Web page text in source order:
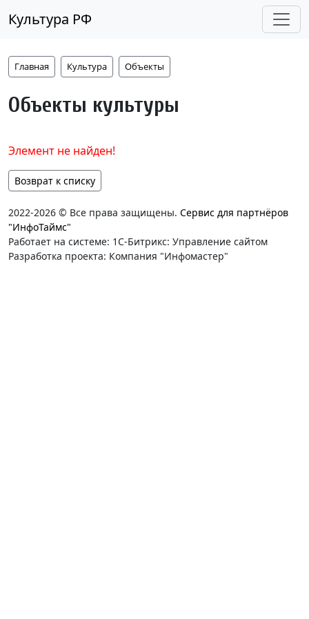
Культура РФ
Главная Культура Объекты
Объекты культуры
Элемент не найден!
Возврат к списку
2022-2026 © Все права защищены. Сервис для партнёров
"ИнфоТаймс"
Работает на системе: 1С-Битрикс: Управление сайтом
Разработка проекта: Компания "Инфомастер"